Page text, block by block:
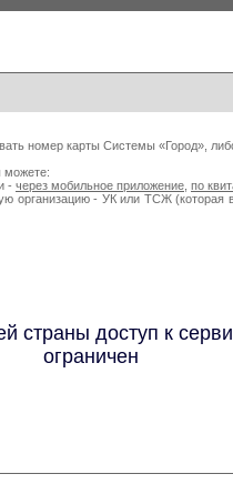
номер карты Системы «Город»,
можете:
- через мобильное приложение по
организацию - УК или ТСЖ (которая
страны доступ к
ограничен